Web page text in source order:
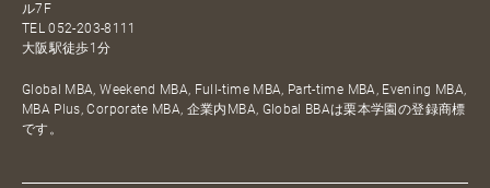
ル7F
TEL052-203-8111
大阪駅徒歩1分
Global MBA, Weekend MBA, Full-time MBA, Part-time MBA, Evening MBA,
MBA Plus, Corporate MBA, 企業内MBA, Global BBAは栗本学園の登録商標
です。